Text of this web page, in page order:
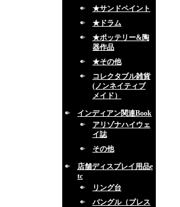
★サンドペイント
★ドラム
★ポッテリー&陶
器作品
★その他
コレクタブル雑貨
(ノンネイティブ
メイド）
インディアン関連Book
アリゾナハイウェ
イ誌
その他
店舗ディスプレイ用品e
tc
リング台
バングル（ブレス